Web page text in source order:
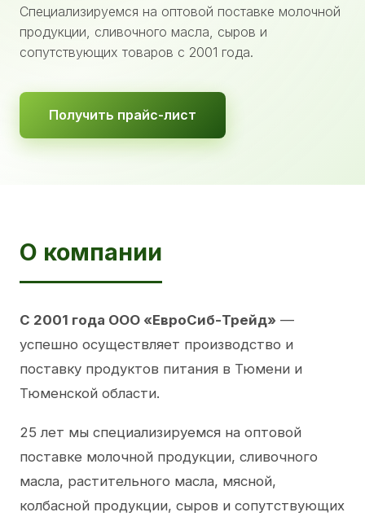
Специализируемся на оптовой поставке молочной
продукции, сливочного масла, сыров и
сопутствующих товаров с 2001 года.
Получить прайс-лист
О компании
С 2001 года ООО «ЕвроСиб-Трейд» —
успешно осуществляет производство и
поставку продуктов питания в Тюмени и
Тюменской области.
25 лет мы специализируемся на оптовой
поставке молочной продукции, сливочного
масла, растительного масла, мясной,
колбасной продукции, сыров и сопутствующих